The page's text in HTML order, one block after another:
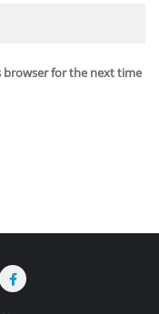
browser for the next time